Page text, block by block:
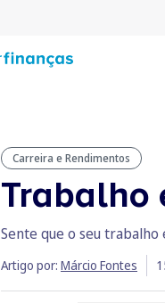
Carreira e Rendimentos
Trabalho
Sente que o seu trabalho
Artigo por: Márcio Fontes